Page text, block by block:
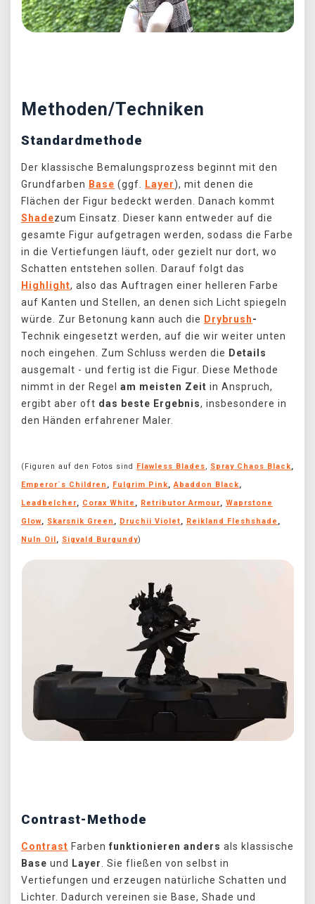
Methoden/Techniken
Standardmethode
Der klassische Bemalungsprozess beginnt mit den
Grundfarben Base (ggf. Layer), mit denen die
Flächen der Figur bedeckt werden. Danach kommt
Shadezum Einsatz. Dieser kann entweder auf die
gesamte Figur aufgetragen werden, sodass die Farbe
in die Vertiefungen läuft, oder gezielt nur dort, wo
Schatten entstehen sollen. Darauf folgt das
Highlight, also das Auftragen einer helleren Farbe
auf Kanten und Stellen, an denen sich Licht spiegeln
würde. Zur Betonung kann auch die Drybrush-
Technik eingesetzt werden, auf die wir weiter unten
noch eingehen. Zum Schluss werden die Details
ausgemalt - und fertig ist die Figur. Diese Methode
nimmt in der Regel am meisten Zeit in Anspruch,
ergibt aber oft das beste Ergebnis, insbesondere in
den Händen erfahrener Maler.
(Figuren auf den Fotos sind Flawless Blades, Spray Chaos Black,
Emperor´s Children , Fulgrim Pink,Abaddon Black,
Leadbelcher, Corax White , Retributor Armour, Waprstone
Glow, Skarsnik Green , Druchii Violet, Reikland Fleshshade ,
Nuln Oil, Sigvald Burgundy)
Contrast-Methode
Contrast Farben funktionieren anders als klassische
Base und Layer. Sie fließen von selbst in
Vertiefungen und erzeugen natürliche Schatten und
Lichter. Dadurch vereinen sie Base, Shade und